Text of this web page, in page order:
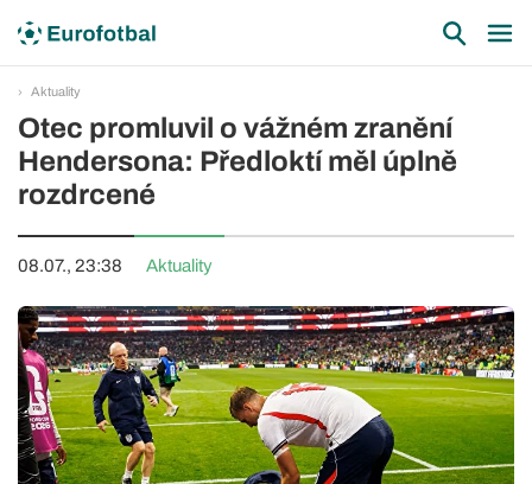
Aktuality
Otec promluvil o vážném zranění
Hendersona: Předloktí měl úplně
rozdrcené
08.07., 23:38 Aktuality